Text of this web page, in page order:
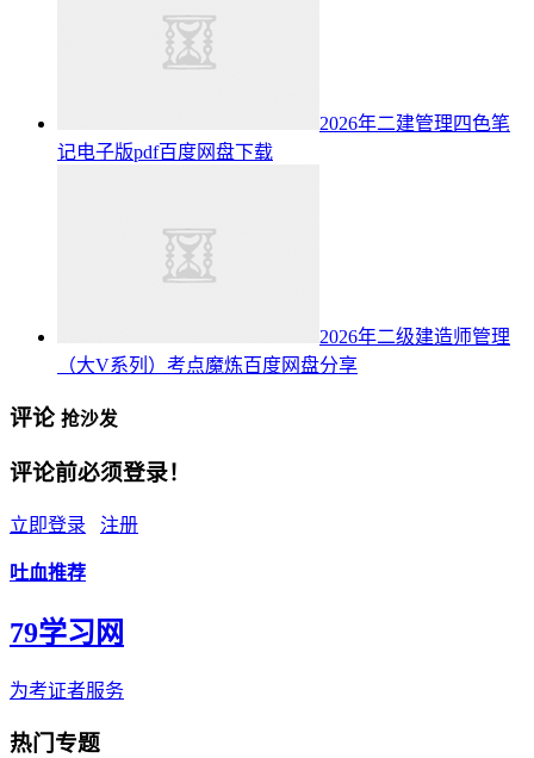
2026年二建管理四色笔
记电子版pdf百度网盘下载
2026年二级建造师管理
（大V系列）考点魔炼百度网盘分享
评论 抢沙发
评论前必须登录！
立即登录 注册
吐血推荐
79学习网
为考证者服务
热门专题